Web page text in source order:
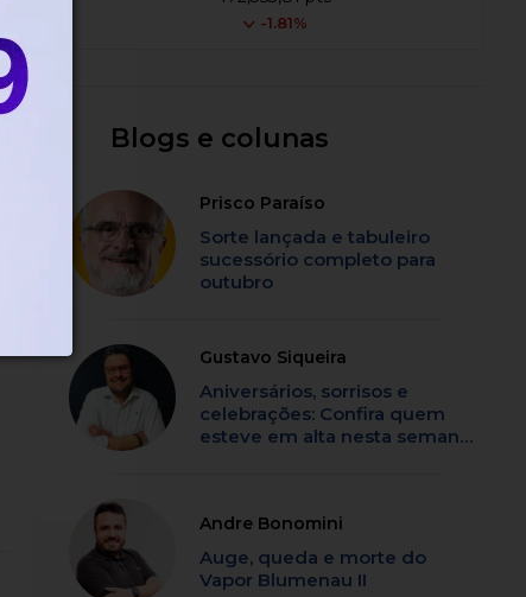
-1.81%
Blogs e colunas
Prisco Paraíso
Sorte lançada e tabuleiro
sucessório completo para
outubro
Gustavo Siqueira
Aniversários, sorrisos e
celebrações: Confira quem
esteve em alta nesta semana
Andre Bonomini
Auge, queda e morte do
Vapor Blumenau II